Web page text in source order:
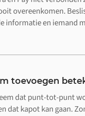
overeenkomen.
informatie en iemand
toevoegen
dat punt-tot-punt
dat kapot kan gaan.